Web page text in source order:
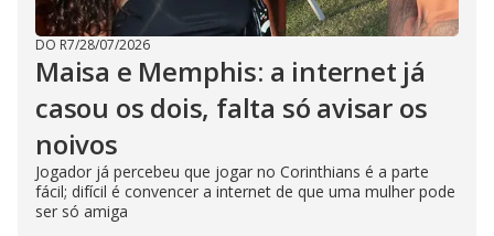
DO R7/28/07/2026
Maisa e Memphis: a internet já
casou os dois, falta só avisar os
noivos
Jogador já percebeu que jogar no Corinthians é a parte
fácil; difícil é convencer a internet de que uma mulher pode
ser só amiga